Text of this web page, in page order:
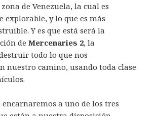
de Venezuela, la cual es
explorable, y lo que es más
Y es que está será la
deMercenaries 2, la
todo lo que nos
nuestro camino, usando toda clase
a uno de los tres